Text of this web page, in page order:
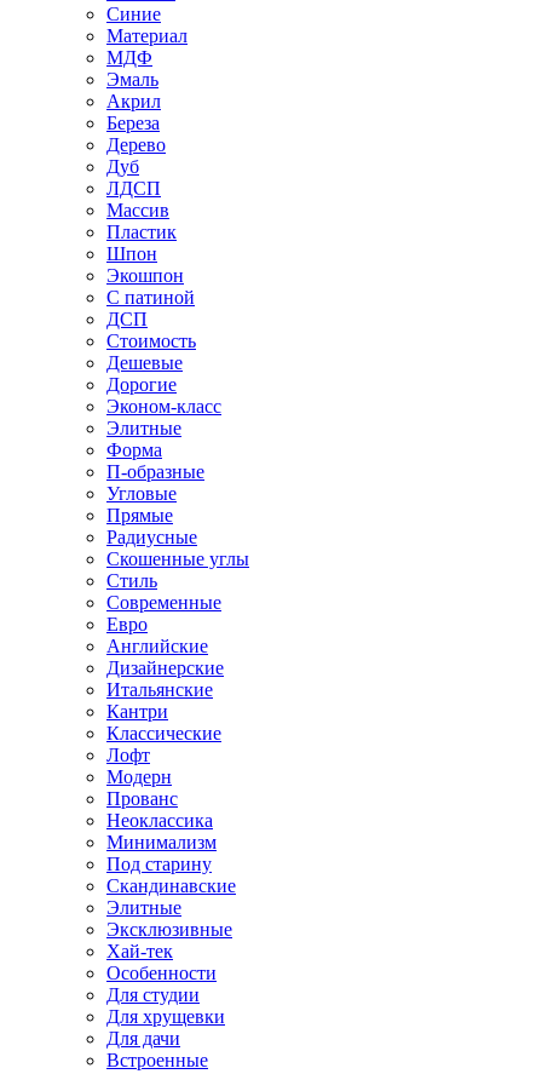
Синие
Материал
МДФ
Эмаль
Акрил
Береза
Дерево
Дуб
ЛДСП
Массив
Пластик
Шпон
Экошпон
С патиной
ДСП
Стоимость
Дешевые
Дорогие
Эконом-класс
Элитные
Форма
П-образные
Угловые
Прямые
Радиусные
Скошенные углы
Стиль
Современные
Евро
Английские
Дизайнерские
Итальянские
Кантри
Классические
Лофт
Модерн
Прованс
Неоклассика
Минимализм
Под старину
Скандинавские
Элитные
Эксклюзивные
Хай-тек
Особенности
Для студии
Для хрущевки
Для дачи
Встроенные